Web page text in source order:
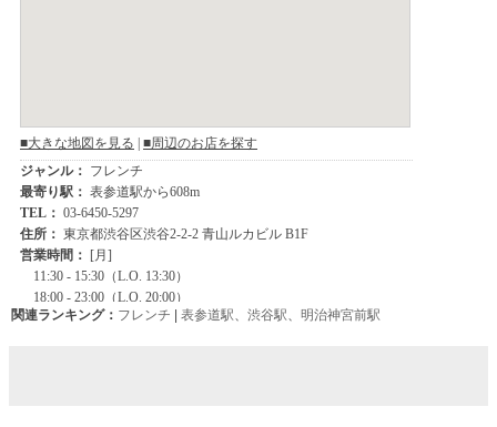
関連ランキング： フレンチ | 表参道駅 渋谷駅 明治神宮前駅